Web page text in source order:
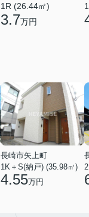
1R (26.44㎡)
3.7万円
長崎市矢上町
1K＋S(納戸) (35.98㎡)
4.55万円